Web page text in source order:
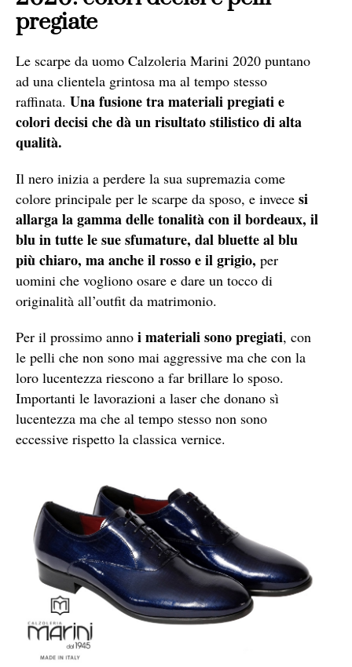
pregiate
Le scarpe da uomo Calzoleria Marini 2020 puntano
ad una clientela grintosa ma al tempo stesso
raffinata. Una fusione tra materiali pregiati e
colori decisi che dà un risultato stilistico di alta
qualità.
Il nero inizia a perdere la sua supremazia come
colore principale per le scarpe da sposo, e invece si
allarga la gamma delle tonalità con il bordeaux, il
blu in tutte le sue sfumature, dal bluette al blu
più chiaro, ma anche il rosso e il grigio, per
uomini che vogliono osare e dare un tocco di
originalità all’outfit da matrimonio.
Per il prossimo anno i materiali sono pregiati, con
le pelli che non sono mai aggressive ma che con la
loro lucentezza riescono a far brillare lo sposo.
Importanti le lavorazioni a laser che donano sì
lucentezza ma che al tempo stesso non sono
eccessive rispetto la classica vernice.